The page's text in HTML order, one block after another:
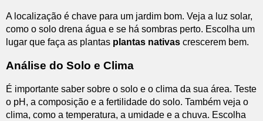
A localização é chave para um jardim bom. Veja a luz solar,
como o solo drena água e se há sombras perto. Escolha um
lugar que faça as plantas plantas nativas crescerem bem.
Análise do Solo e Clima
É importante saber sobre o solo e o clima da sua área. Teste
o pH, a composição e a fertilidade do solo. Também veja o
clima, como a temperatura, a umidade e a chuva. Escolha